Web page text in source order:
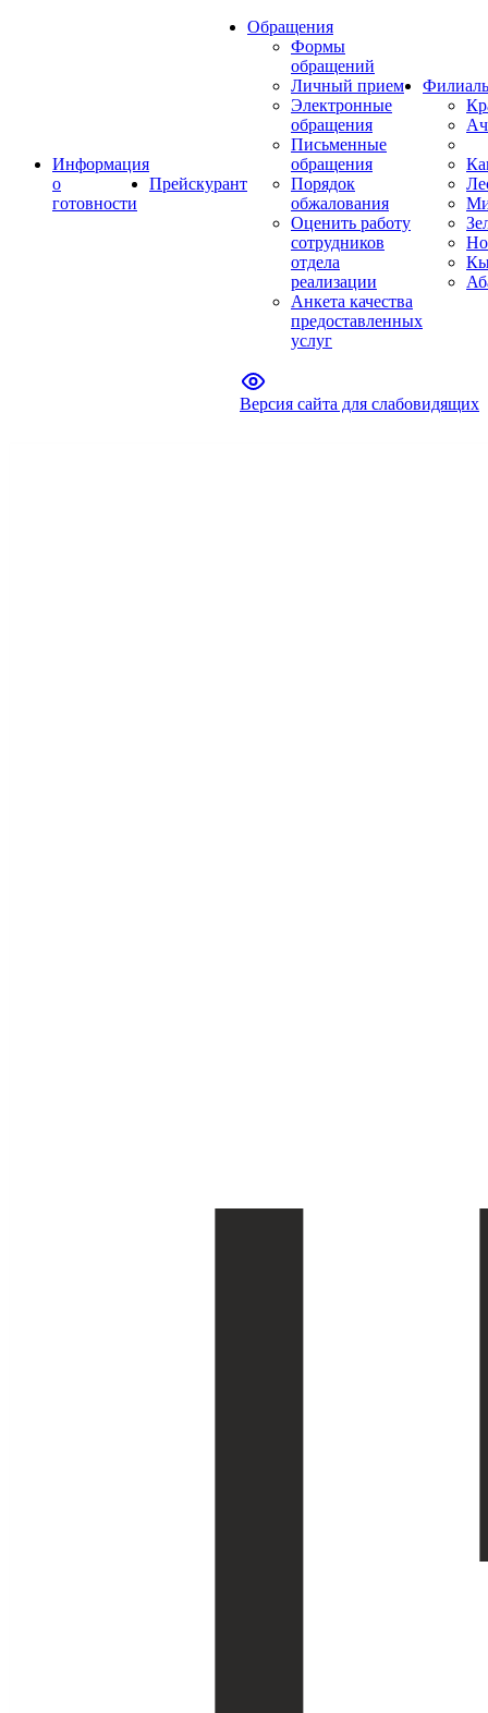
Информация
о
готовности
Прейскурант
Обращения
Формы
обращений
Личный прием
Электронные
обращения
Письменные
обращения
Порядок
обжалования
Оценить работу
сотрудников
отдела
реализации
Анкета качества
предоставленных
услуг
Версия сайта для слабовидящих